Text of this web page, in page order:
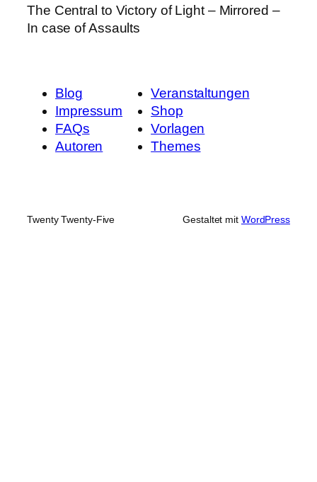
The Central to Victory of Light – Mirrored –
In case of Assaults
Blog
Impressum
FAQs
Autoren
Veranstaltungen
Shop
Vorlagen
Themes
Twenty Twenty-Five Gestaltet mit WordPress